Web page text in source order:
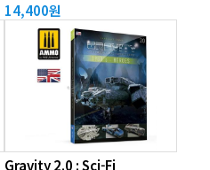
14,400원
Gravity 2.0 : Sci-Fi